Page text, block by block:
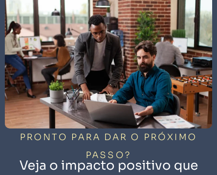
PRONTO PARA DAR O PRÓXIMO
PASSO?
Veja o impacto positivo que